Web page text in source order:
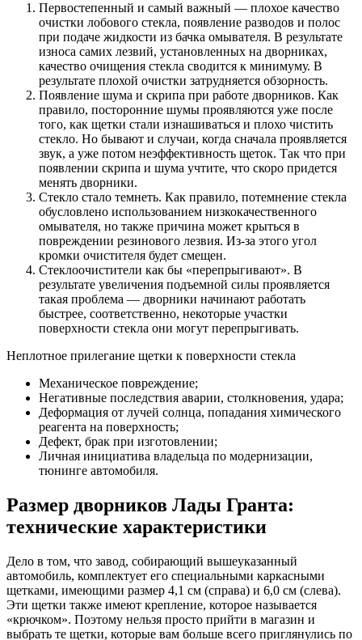
Первостепенный и самый важный — плохое качество
очистки лобового стекла, появление разводов и полос
при подаче жидкости из бачка омывателя. В результате
износа самих лезвий, установленных на дворниках,
качество очищения стекла сводится к минимуму. В
результате плохой очистки затрудняется обзорность.
Появление шума и скрипа при работе дворников. Как
правило, посторонние шумы проявляются уже после
того, как щетки стали изнашиваться и плохо чистить
стекло. Но бывают и случаи, когда сначала проявляется
звук, а уже потом неэффективность щеток. Так что при
появлении скрипа и шума учтите, что скоро придется
менять дворники.
Стекло стало темнеть. Как правило, потемнение стекла
обусловлено использованием низкокачественного
омывателя, но также причина может крыться в
повреждении резинового лезвия. Из-за этого угол
кромки очистителя будет смещен.
Стеклоочистители как бы «перепрыгивают». В
результате увеличения подъемной силы проявляется
такая проблема — дворники начинают работать
быстрее, соответственно, некоторые участки
поверхности стекла они могут перепрыгивать.
Неплотное прилегание щетки к поверхности стекла
Механическое повреждение;
Негативные последствия аварии, столкновения, удара;
Деформация от лучей солнца, попадания химического
реагента на поверхность;
Дефект, брак при изготовлении;
Личная инициатива владельца по модернизации,
тюнинге автомобиля.
Размер дворников Лады Гранта:
технические характеристики
Дело в том, что завод, собирающий вышеуказанный
автомобиль, комплектует его специальными каркасными
щетками, имеющими размер 4,1 см (справа) и 6,0 см (слева).
Эти щетки также имеют крепление, которое называется
«крючком». Поэтому нельзя просто прийти в магазин и
выбрать те щетки, которые вам больше всего приглянулись по